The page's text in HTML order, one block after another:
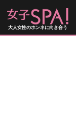
大人女性のホンネに向き合う